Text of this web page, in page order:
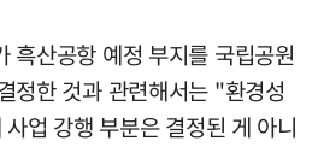
흑산공항 예정 부지를 국립공원
정한 것과 관련해서는 "환경성
업 강행 부분은 결정된 게 아니